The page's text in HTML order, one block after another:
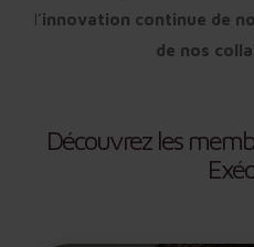
l’innovation continue de
de nos
Découvrez les